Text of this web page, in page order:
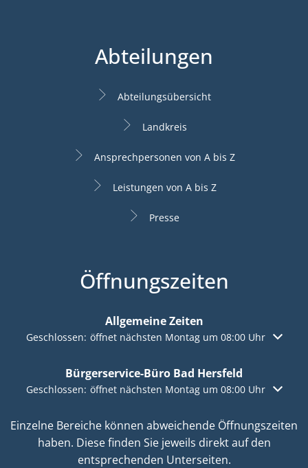
Abteilungen
Abteilungsübersicht
Landkreis
Ansprechpersonen von A bis Z
Leistungen von A bis Z
Presse
Öffnungszeiten
Allgemeine Zeiten
Klicken, um weitere Öffnungs- oder Schließzeiten
Geschlossen: öffnet nächsten Montag um 08:00 Uhr
Bürgerservice-Büro Bad Hersfeld
Klicken, um weitere Öffnungs- oder Schließzeiten
Geschlossen: öffnet nächsten Montag um 08:00 Uhr
Einzelne Bereiche können abweichende Öffnungszeiten
haben. Diese finden Sie jeweils direkt auf den
entsprechenden Unterseiten.